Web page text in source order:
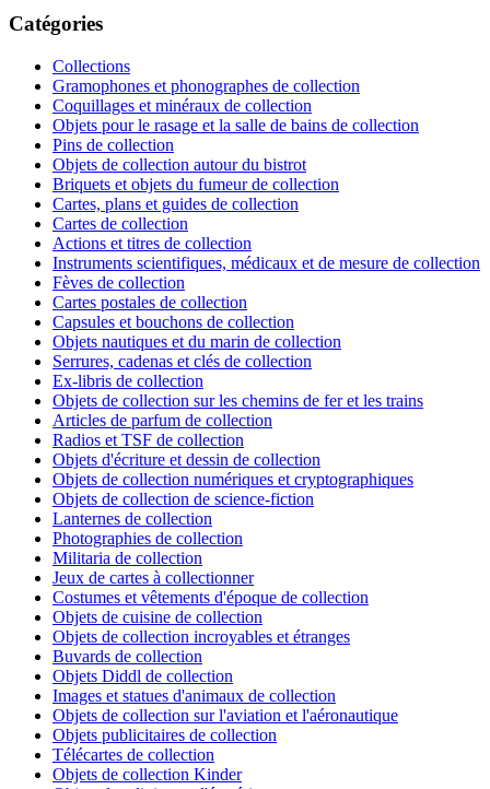
Catégories
Collections
Gramophones et phonographes de collection
Coquillages et minéraux de collection
Objets pour le rasage et la salle de bains de collection
Pins de collection
Objets de collection autour du bistrot
Briquets et objets du fumeur de collection
Cartes, plans et guides de collection
Cartes de collection
Actions et titres de collection
Instruments scientifiques, médicaux et de mesure de collection
Fèves de collection
Cartes postales de collection
Capsules et bouchons de collection
Objets nautiques et du marin de collection
Serrures, cadenas et clés de collection
Ex-libris de collection
Objets de collection sur les chemins de fer et les trains
Articles de parfum de collection
Radios et TSF de collection
Objets d'écriture et dessin de collection
Objets de collection numériques et cryptographiques
Objets de collection de science-fiction
Lanternes de collection
Photographies de collection
Militaria de collection
Jeux de cartes à collectionner
Costumes et vêtements d'époque de collection
Objets de cuisine de collection
Objets de collection incroyables et étranges
Buvards de collection
Objets Diddl de collection
Images et statues d'animaux de collection
Objets de collection sur l'aviation et l'aéronautique
Objets publicitaires de collection
Télécartes de collection
Objets de collection Kinder